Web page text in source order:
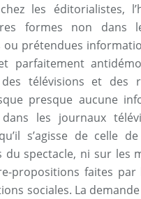
les éditorialistes,
formes non dans
prétendues
parfaitement
télévisions et des
presque aucune
les journaux
s’agisse de celle
spectacle, ni sur les
propositions faites
sociales. La